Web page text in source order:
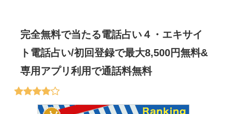
完全無料で当たる電話占い４・エキサイ
ト電話占い/初回登録で最大8,500円無料&
専用アプリ利用で通話料無料